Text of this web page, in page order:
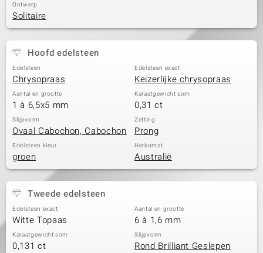
Ontwerp
Solitaire
Hoofd edelsteen
Edelsteen
Chrysopraas
Edelsteen exact
Keizerlijke chrysopraas
Aantal en grootte
1 à 6,5x5 mm
Karaatgewicht som
0,31 ct
Slijpvorm
Ovaal Cabochon, Cabochon
Zetting
Prong
Edelsteen kleur
groen
Herkomst
Australië
Tweede edelsteen
Edelsteen exact
Witte Topaas
Aantal en grootte
6 à 1,6 mm
Karaatgewicht som
0,131 ct
Slijpvorm
Rond Brilliant Geslepen